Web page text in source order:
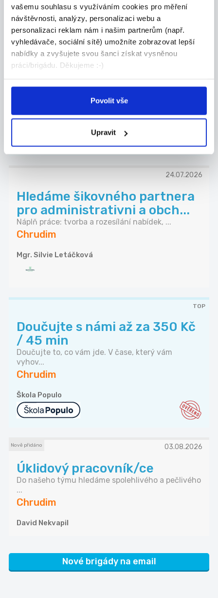
vašemu souhlasu s využíváním cookies pro měření
návštěvnosti, analýzy, personalizaci webu a
personalizaci reklam nám i našim partnerům (např.
vyhledávače, sociální sítě) umožníte zobrazovat lepší
nabídky a zvyšujete svou šanci získat vysněnou
práci/brigádu. Děkujeme :-)
Povolit vše
Upravit
Hledáme brigádníky do
prodejny PENNY Třemošnice
24.07.2026
Hledáme šikovného partnera
pro administrativni a obch...
Náplň práce: tvorba a rozesílání nabídek, ...
Chrudim
Mgr. Silvie Letáčková
TOP
Doučujte s námi až za 350 Kč
/ 45 min
Doučujte to, co vám jde. V čase, který vám
vyhov...
Chrudim
Škola Populo
Nově přidáno 03.08.2026
Úklidový pracovník/ce
Do našeho týmu hledáme spolehlivého a pečlivého
...
Chrudim
David Nekvapil
Nové brigády na email